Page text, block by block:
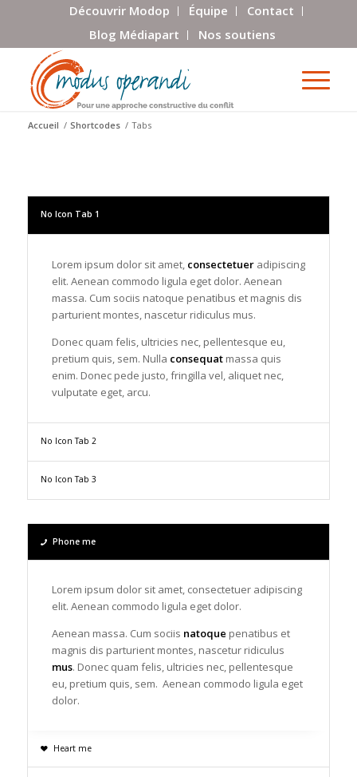
Découvrir Modop Équipe
Contact
Blog Médiapart
Nos soutiens
Accueil / Shortcodes / Tabs
No Icon Tab 1
Lorem ipsum dolor sit amet, consectetueradipiscing
elit. Aenean commodo ligula eget dolor. Aenean
massa. Cum sociis natoque penatibus et magnis dis
parturient montes, nascetur ridiculus mus.
Donec quam felis, ultricies nec, pellentesque eu,
pretium quis, sem. Nulla consequatmassa quis
enim. Donec pede justo, fringilla vel, aliquet nec,
vulputate eget, arcu.
No Icon Tab 2
No Icon Tab 3
Phone me
Lorem ipsum dolor sit amet, consectetuer adipiscing
elit. Aenean commodo ligula eget dolor.
Aenean massa. Cum sociis natoque penatibus et
magnis dis parturient montes, nascetur ridiculus
mus. Donec quam felis, ultricies nec, pellentesque
eu, pretium quis, sem. Aenean commodo ligula eget
dolor.
Heart me